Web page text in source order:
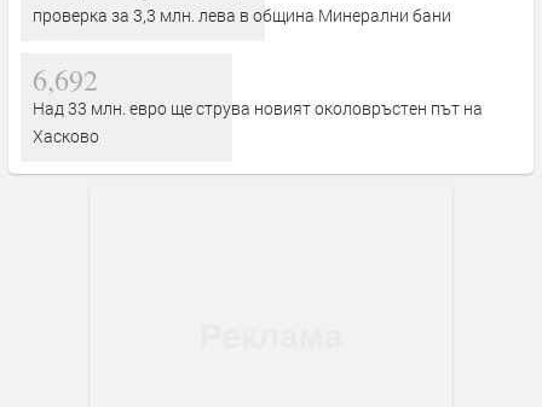
проверка за 3,3 млн. лева в община Минерални бани
6,692
Над 33 млн. евро ще струва новият околовръстен път на
Хасково